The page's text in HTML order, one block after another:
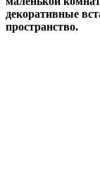
декоративные
пространство.